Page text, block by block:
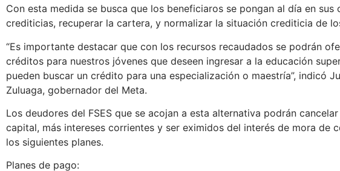
Con esta medida se busca que los beneficiaros se pongan al día en sus
crediticias, recuperar la cartera, y normalizar la situación crediticia de
“Es importante destacar que con los recursos recaudados se podrán
créditos para nuestros jóvenes que deseen ingresar a la educación
pueden buscar un crédito para una especialización o maestría”, indicó
Zuluaga, gobernador del Meta.
Los deudores del FSES que se acojan a esta alternativa podrán
capital, más intereses corrientes y ser eximidos del interés de mora de
los siguientes planes.
Planes de pago: